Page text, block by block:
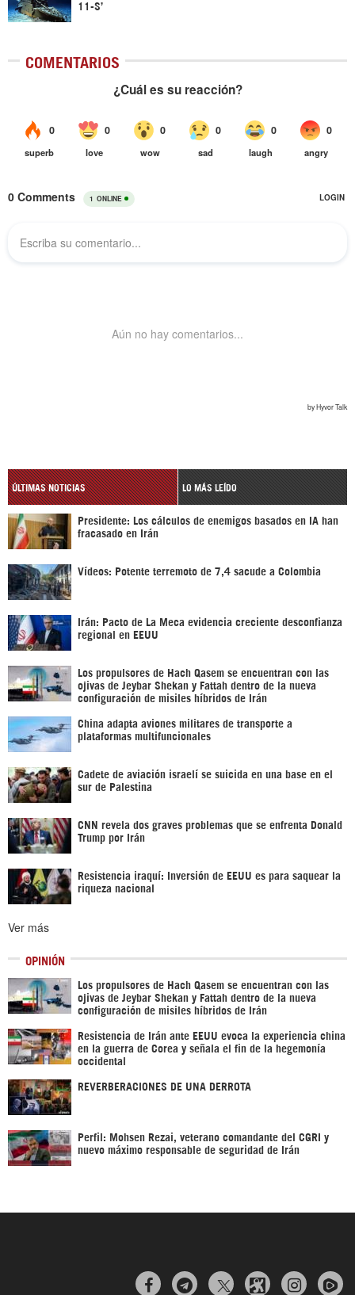
11-S’
COMENTARIOS
ÚLTIMAS NOTICIAS LO MÁS LEÍDO
Presidente: Los cálculos de enemigos basados en IA han
fracasado en Irán
Vídeos: Potente terremoto de 7,4 sacude a Colombia
Irán: Pacto de La Meca evidencia creciente desconfianza
regional en EEUU
Los propulsores de Hach Qasem se encuentran con las
ojivas de Jeybar Shekan y Fattah dentro de la nueva
configuración de misiles híbridos de Irán
China adapta aviones militares de transporte a
plataformas multifuncionales
Cadete de aviación israelí se suicida en una base en el
sur de Palestina
CNN revela dos graves problemas que se enfrenta Donald
Trump por Irán
Resistencia iraquí: Inversión de EEUU es para saquear la
riqueza nacional
Ver más
OPINIÓN
Los propulsores de Hach Qasem se encuentran con las
ojivas de Jeybar Shekan y Fattah dentro de la nueva
configuración de misiles híbridos de Irán
Resistencia de Irán ante EEUU evoca la experiencia china
en la guerra de Corea y señala el fin de la hegemonía
occidental
REVERBERACIONES DE UNA DERROTA
Perfil: Mohsen Rezai, veterano comandante del CGRI y
nuevo máximo responsable de seguridad de Irán
  